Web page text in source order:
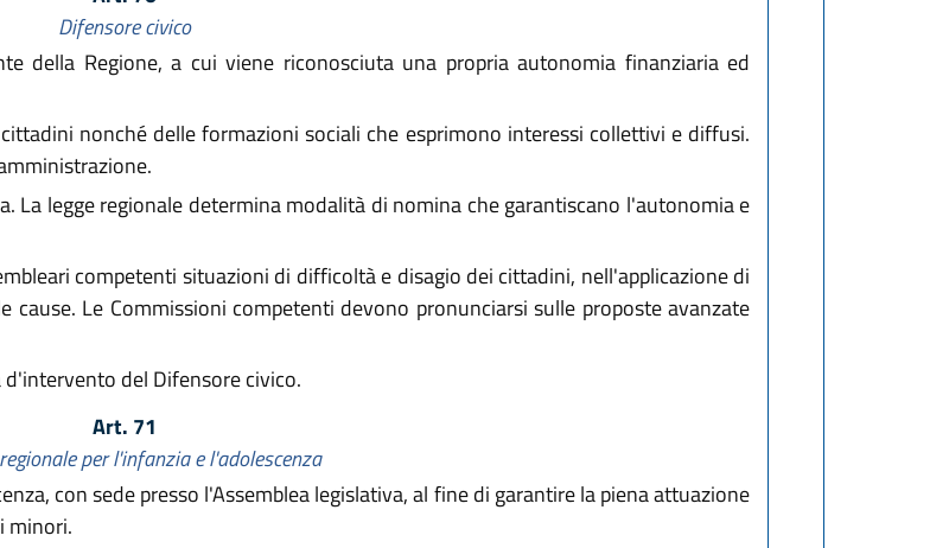
Difensore civico
della Regione, a cui viene riconosciuta una propria autonomia finanziaria ed
nonché delle formazioni sociali che esprimono interessi collettivi e diffusi.
La legge regionale determina modalità di nomina che garantiscano l'autonomia e
competenti situazioni di difficoltà e disagio dei cittadini, nell'applicazione di
Le Commissioni competenti devono pronunciarsi sulle proposte avanzate
del Difensore civico.
Art. 71
per l'infanzia e l'adolescenza
con sede presso l'Assemblea legislativa, al fine di garantire la piena attuazione
minori.